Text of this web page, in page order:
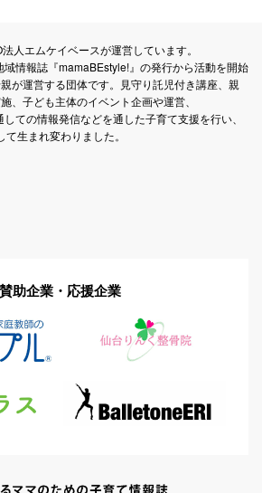
人エムケイベースが運営しています。
情報誌『mamaBEstyle!』の発行から活動を開始
が運営する団体です。見守り託児付き講座、親
、子ども主体のイベント企画や運営、
ての情報発信などを通した子育て支援を行い、
生まれ変わりました。
賛助企業・応援企業